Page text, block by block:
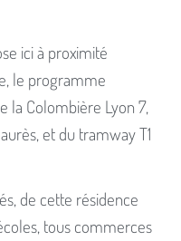
ici à proximité
le programme
la Colombière Lyon 7,
et du tramway T1
de cette résidence
tous commerces